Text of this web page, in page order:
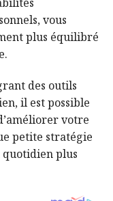
vous
plus équilibré
des outils
il est possible
votre
petite stratégie
plus